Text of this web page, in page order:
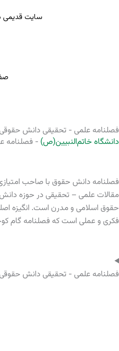
سایت قدیمی
فصلنامه علمی - تحقیقی دانش
دانشگاه خاتم‌النبیین(ص) - فصلنامه
فصلنامه دانش حقوق با صاحب
مقالات علمی – تحقیقی در حوزه
حقوق اسلامی و مدرن است. انگیزه
فکری و عملی است که فصلنامه گام
فصلنامه علمی - تحقیقی دانش